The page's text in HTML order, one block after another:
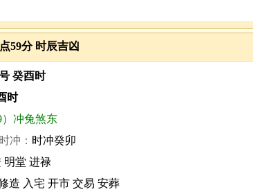
59分 时辰吉凶
癸酉时
时
）冲兔煞东
时冲： 时冲癸卯
明堂 进禄
造 入宅 开市 交易 安葬